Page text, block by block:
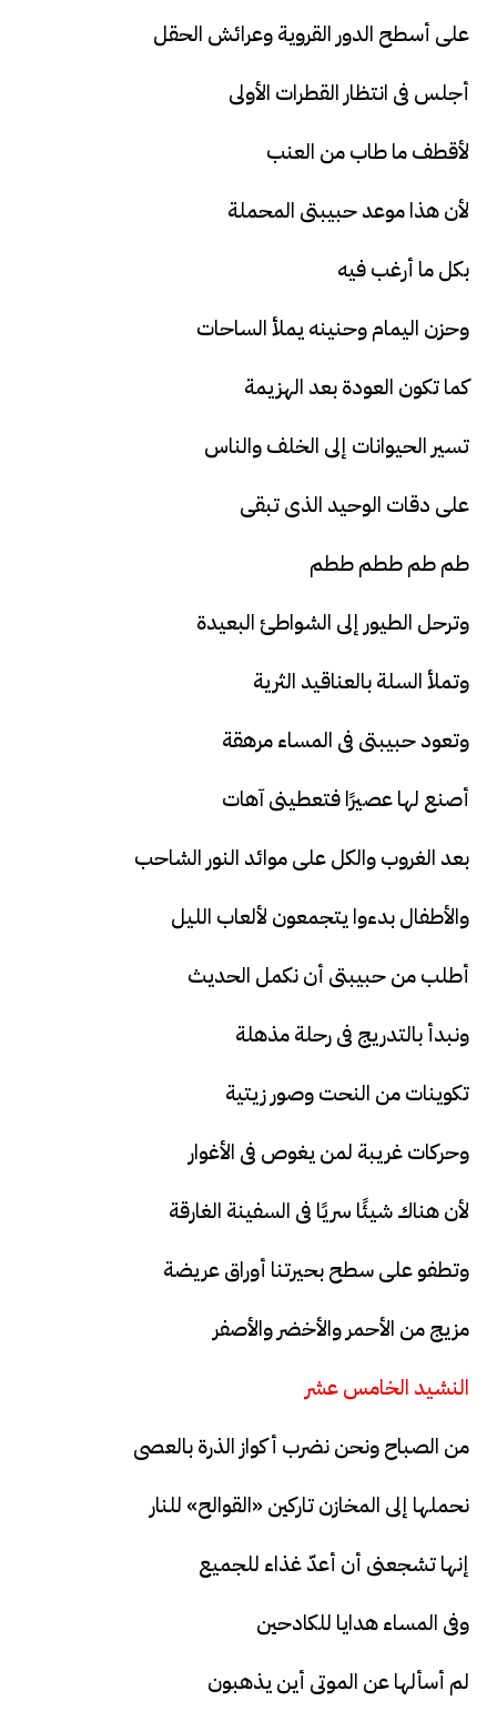
على أسطح الدور القروية وعرائش الحقل
أجلس فى انتظار القطرات الأولى
لأقطف ما طاب من العنب
لأن هذا موعد حبيبتى المحملة
بكل ما أرغب فيه
وحزن اليمام وحنينه يملأ الساحات
كما تكون العودة بعد الهزيمة
تسير الحيوانات إلى الخلف والناس
على دقات الوحيد الذى تبقى
طم طم ططم ططم
وترحل الطيور إلى الشواطئ البعيدة
وتملأ السلة بالعناقيد الثرية
وتعود حبيبتى فى المساء مرهقة
أصنع لها عصيرًا فتعطينى آهات
بعد الغروب والكل على موائد النور الشاحب
والأطفال بدءوا يتجمعون لألعاب الليل
أطلب من حبيبتى أن نكمل الحديث
ونبدأ بالتدريج فى رحلة مذهلة
تكوينات من النحت وصور زيتية
وحركات غريبة لمن يغوص فى الأغوار
لأن هناك شيئًا سريًا فى السفينة الغارقة
وتطفو على سطح بحيرتنا أوراق عريضة
مزيج من الأحمر والأخضر والأصفر
النشيد الخامس عشر
من الصباح ونحن نضرب أكواز الذرة بالعصى
نحملها إلى المخازن تاركين «القوالح» للنار
إنها تشجعنى أن أعدّ غذاء للجميع
وفى المساء هدايا للكادحين
لم أسألها عن الموتى أين يذهبون